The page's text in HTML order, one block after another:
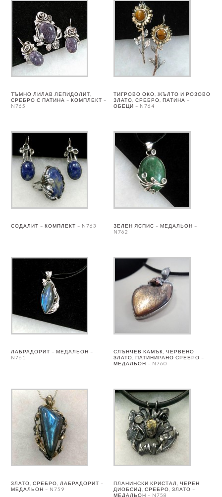
ТЪМНО ЛИЛАВ ЛЕПИДОЛИТ,
СРЕБРО С ПАТИНА – КОМПЛЕКТ –
N765
ТИГРОВО ОКО, ЖЪЛТО И РОЗОВО
ЗЛАТО, СРЕБРО, ПАТИНА –
ОБЕЦИ – N764
СОДАЛИТ – КОМПЛЕКТ – N763
ЗЕЛЕН ЯСПИС – МЕДАЛЬОН –
N762
ЛАБРАДОРИТ – МЕДАЛЬОН –
N761
СЛЪНЧЕВ КАМЪК, ЧЕРВЕНО
ЗЛАТО, ПАТИНИРАНО СРЕБРО –
МЕДАЛЬОН – N760
ЗЛАТО, СРЕБРО, ЛАБРАДОРИТ –
МЕДАЛЬОН – N759
ПЛАНИНСКИ КРИСТАЛ, ЧЕРЕН
ДИОБСИД, СРЕБРО, ЗЛАТО –
МЕДАЛЬОН – N758